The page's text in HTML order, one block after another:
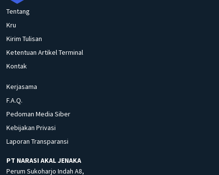
Tentang
Kru
Kirim Tulisan
Ketentuan Artikel Terminal
Kontak
Kerjasama
F.A.Q.
Pedoman Media Siber
Kebijakan Privasi
Laporan Transparansi
PT NARASI AKAL JENAKA
Perum Sukoharjo Indah A8,